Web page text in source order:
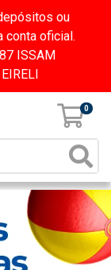
ou
conta oficial.
ISSAM
0